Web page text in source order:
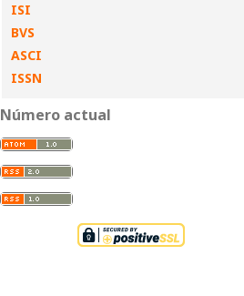
ISI
BVS
ASCI
ISSN
Número actual